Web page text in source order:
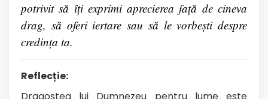
potrivit să îți exprimi aprecierea față de cineva
drag, să oferi iertare sau să le vorbești despre
credința ta.
Reflecție: